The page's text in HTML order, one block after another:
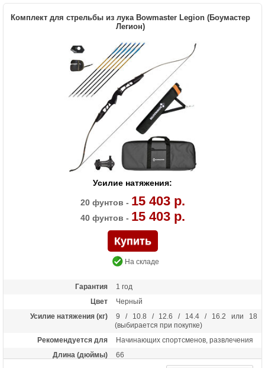
Материалы изделия
Рукоятка - алюминий, плечи - дерево с
ламинатом
Особенности
Замки плечей - спортивный стандарт ILF
Комплект для стрельбы из лука Bowmaster Legion (Боумастер
Легион)
Усилие натяжения:
20 фунтов - 15 403 р.
40 фунтов - 15 403 р.
На складе
Гарантия
1 год
Цвет
Черный
Усилие натяжения (кг)
9 / 10.8 / 12.6 / 14.4 / 16.2 или 18
(выбирается при покупке)
Рекомендуется для
Начинающих спортсменов, развлечения
Длина (дюймы)
66